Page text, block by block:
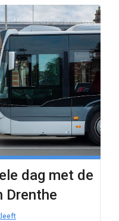
dag met de
Drenthe